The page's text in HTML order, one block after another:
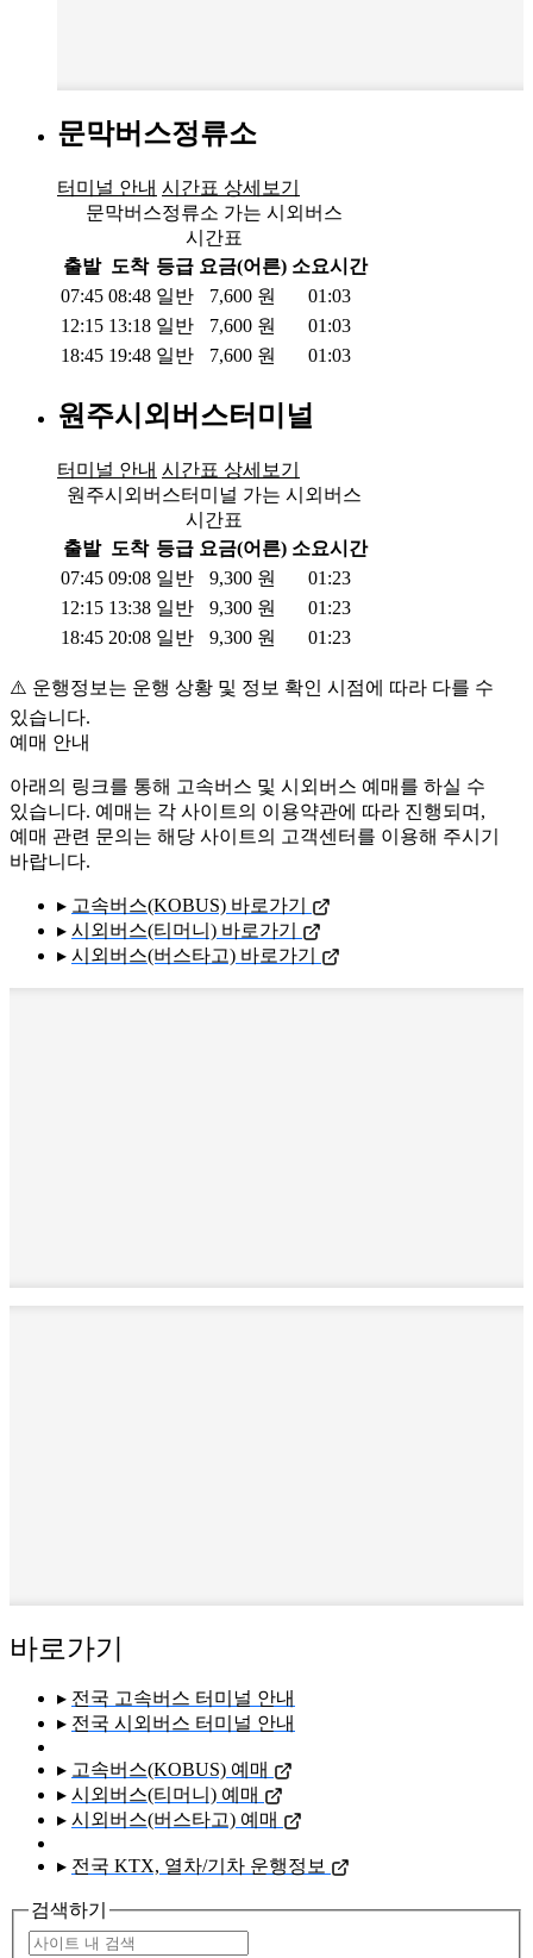
문막버스정류소
터미널 안내 시간표 상세보기
문막버스정류소 가는 시외버스
시간표
출발 도착 등급 요금(어른) 소요시간
07:45 08:48 일반 7,600 원
01:03
12:15 13:18 일반 7,600 원
01:03
18:45 19:48 일반 7,600 원 01:03
원주시외버스터미널
터미널 안내 시간표 상세보기
원주시외버스터미널 가는 시외버스
시간표
출발 도착 등급 요금(어른) 소요시간
07:45 09:08 일반 9,300 원
01:23
12:15 13:38 일반 9,300 원
01:23
18:45 20:08 일반 9,300 원 01:23
⚠️ 운행정보는 운행 상황 및 정보 확인 시점에 따라 다를 수
있습니다.
예매 안내
아래의 링크를 통해 고속버스 및 시외버스 예매를 하실 수
있습니다. 예매는 각 사이트의 이용약관에 따라 진행되며,
예매 관련 문의는 해당 사이트의 고객센터를 이용해 주시기
바랍니다.
▸ 고속버스(KOBUS) 바로가기
▸ 시외버스(티머니) 바로가기
▸ 시외버스(버스타고) 바로가기
바로가기
▸ 전국 고속버스 터미널 안내
▸ 전국 시외버스 터미널 안내
▸ 고속버스(KOBUS) 예매
▸ 시외버스(티머니) 예매
▸ 시외버스(버스타고) 예매
▸ 전국 KTX, 열차/기차 운행정보
검색하기